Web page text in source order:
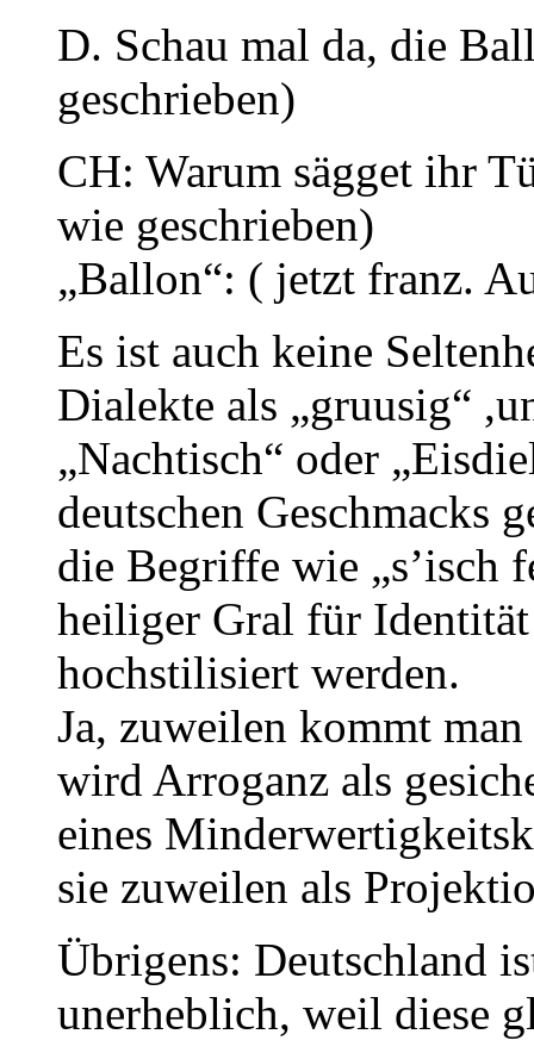
D. Schau mal da, die
geschrieben)
CH: Warum sägget ihr
wie geschrieben)
„Ballon“: ( jetzt franz.
Es ist auch keine
Dialekte als „gruusig“
„Nachtisch“ oder
deutschen Geschmacks
die Begriffe wie „s’isch
heiliger Gral für
hochstilisiert werden.
Ja, zuweilen kommt
wird Arroganz als
eines
sie zuweilen als
Übrigens: Deutschland
unerheblich, weil diese